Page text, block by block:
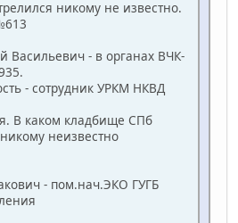
никому не известно.
Васильевич - в органах ВЧК-
- сотрудник УРКМ НКВД
В каком кладбище СПб
неизвестно
- пом.нач.ЭКО ГУГБ